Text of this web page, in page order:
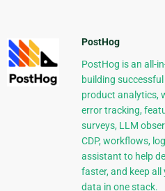
PostHog
PostHog is an all-
building
product analytics,
error tracking,
surveys, LLM
CDP, workflows,
assistant to help
faster, and keep
data in one stack.